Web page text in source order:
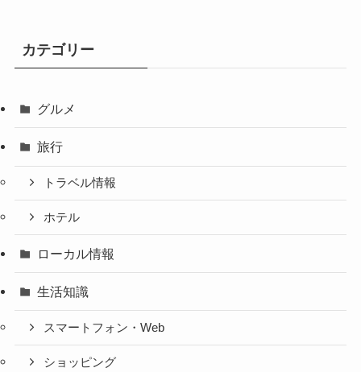
カテゴリー
グルメ
旅行
トラベル情報
ホテル
ローカル情報
生活知識
スマートフォン・Web
ショッピング